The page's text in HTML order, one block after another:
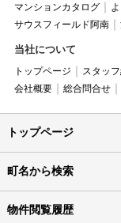
マンションカタログ
サウスフィールド阿南
当社について
トップページ スタッ
会社概要
総合問合せ
トップページ
町名から検索
物件閲覧履歴